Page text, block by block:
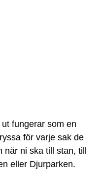
fungerar som en
för varje sak de
när ni ska till stan, till
eller Djurparken.